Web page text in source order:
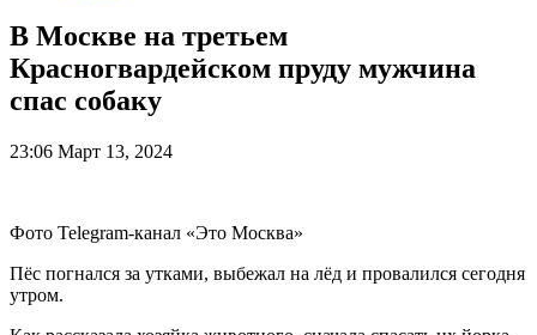
В Москве на третьем
Красногвардейском пруду мужчина
спас собаку
23:06 Март 13, 2024
Фото Telegram-канал «Это Москва»
Пёс погнался за утками, выбежал на лёд и провалился сегодня
утром.